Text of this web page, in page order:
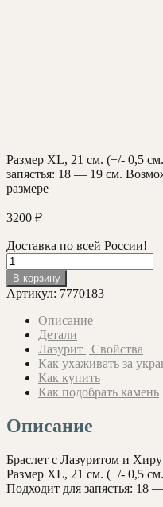
Размер XL, 21 см. (+/- 0,5
запястья: 18 — 19 см.
размере
3200 ₽
Доставка по всей России!
Количество
товара
Медицинская
хирургическая
сталь
Лазурит,
21см.
В корзину
Артикул: 7770183
Описание
Детали
Лазурит | Свойства
Как ухаживать за
Как купить
Как подобрать камень
Описание
Браслет с Лазуритом и
Размер XL, 21 см. (+/- 0,5
Подходит для запястья: 18